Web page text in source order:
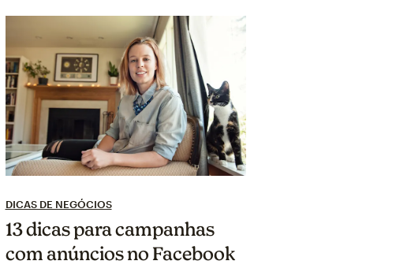
DICAS DE NEGÓCIOS
13 dicas para campanhas
com anúncios no Facebook